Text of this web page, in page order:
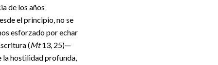
de los años
el principio, no se
esforzado por echar
(Mt13, 25)—
la hostilidad profunda,